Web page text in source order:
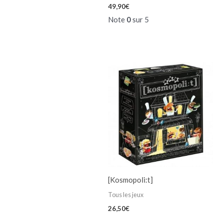
49,90€
Note 0sur 5
[Kosmopoli:t]
Tous les jeux
26,50€